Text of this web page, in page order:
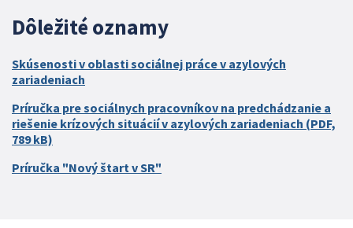
Dôležité oznamy
Skúsenosti v oblasti sociálnej práce v azylových
zariadeniach
Príručka pre sociálnych pracovníkov na predchádzanie a
riešenie krízových situácií v azylových zariadeniach (PDF,
789 kB)
Príručka "Nový štart v SR"